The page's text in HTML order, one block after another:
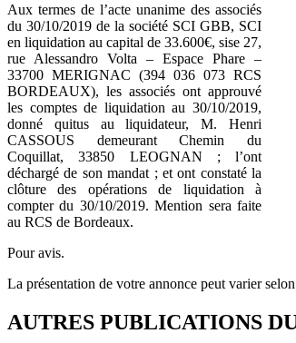
Aux termes de l’acte unanime des associés
du 30/10/2019 de la société SCI GBB, SCI
en liquidation au capital de 33.600€, sise 27,
rue Alessandro Volta – Espace Phare –
33700 MERIGNAC (394 036 073 RCS
BORDEAUX), les associés ont approuvé
les comptes de liquidation au 30/10/2019,
donné quitus au liquidateur, M. Henri
CASSOUS demeurant Chemin du
Coquillat, 33850 LEOGNAN ; l’ont
déchargé de son mandat ; et ont constaté la
clôture des opérations de liquidation à
compter du 30/10/2019. Mention sera faite
au RCS de Bordeaux.
Pour avis.
La présentation de votre annonce peut varier
AUTRES PUBLICATIONS